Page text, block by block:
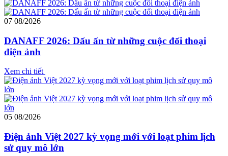
07 08/2026
DANAFF 2026: Dấu ấn từ những cuộc đối thoại
điện ảnh
Xem chi tiết
05 08/2026
Điện ảnh Việt 2027 kỳ vọng mới với loạt phim lịch
sử quy mô lớn